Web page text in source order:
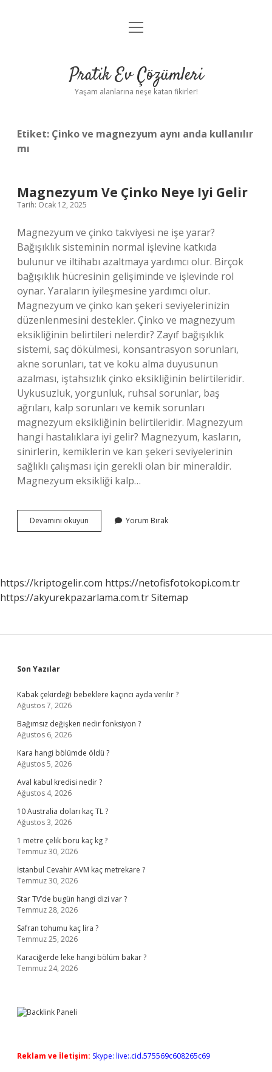
Anasayfa
Yasal Uyarı
menüyü
Pratik Ev Çözümleri
Yaşam alanlarına neşe katan fikirler!
Etiket: Çinko ve magnezyum aynı anda kullanılır
mı
Magnezyum Ve Çinko Neye Iyi Gelir
Tarih: Ocak 12, 2025
Magnezyum ve çinko takviyesi ne işe yarar?
Bağışıklık sisteminin normal işlevine katkıda
bulunur ve iltihabı azaltmaya yardımcı olur. Birçok
bağışıklık hücresinin gelişiminde ve işlevinde rol
oynar. Yaraların iyileşmesine yardımcı olur.
Magnezyum ve çinko kan şekeri seviyelerinizin
düzenlenmesini destekler. Çinko ve magnezyum
eksikliğinin belirtileri nelerdir? Zayıf bağışıklık
sistemi, saç dökülmesi, konsantrasyon sorunları,
akne sorunları, tat ve koku alma duyusunun
azalması, iştahsızlık çinko eksikliğinin belirtileridir.
Uykusuzluk, yorgunluk, ruhsal sorunlar, baş
ağrıları, kalp sorunları ve kemik sorunları
magnezyum eksikliğinin belirtileridir. Magnezyum
hangi hastalıklara iyi gelir? Magnezyum, kasların,
sinirlerin, kemiklerin ve kan şekeri seviyelerinin
sağlıklı çalışması için gerekli olan bir mineraldir.
Magnezyum eksikliği kalp…
Devamını okuyun Magnezyum
Ve
Yorum Bırak
https://kriptogelir.com https://netofisfotokopi.com.tr
https://akyurekpazarlama.com.trSitemap
Sidebar
Son Yazılar
Kabak çekirdeği bebeklere kaçıncı ayda verilir ?
Ağustos 7, 2026
Bağımsız değişken nedir fonksiyon ?
Ağustos 6, 2026
Kara hangi bölümde öldü ?
Ağustos 5, 2026
Aval kabul kredisi nedir ?
Ağustos 4, 2026
10 Australia doları kaç TL ?
Ağustos 3, 2026
1 metre çelik boru kaç kg ?
Temmuz 30, 2026
İstanbul Cevahir AVM kaç metrekare ?
Temmuz 30, 2026
Star TV’de bugün hangi dizi var ?
Temmuz 28, 2026
Safran tohumu kaç lira ?
Temmuz 25, 2026
Karaciğerde leke hangi bölüm bakar ?
Temmuz 24, 2026
Reklam ve İletişim: Skype: live:.cid.575569c608265c69